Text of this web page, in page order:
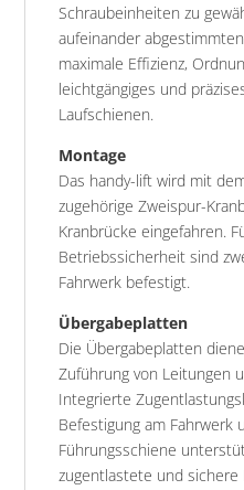
Schraubeinheiten zu
aufeinander
maximale Effizienz,
leichtgängiges und
Laufschienen.
Montage
Das handy-lift wird mit
zugehörige Zweispur-
Kranbrücke eingefahren.
Betriebssicherheit sind
Fahrwerk befestigt.
Übergabeplatten
Die Übergabeplatten
Zuführung von Leitungen
Integrierte
Befestigung am Fahrwerk
Führungsschiene
zugentlastete und sichere